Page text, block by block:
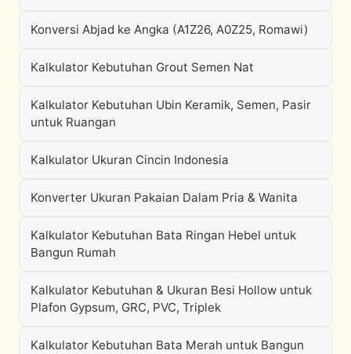
Konversi Abjad ke Angka (A1Z26, A0Z25, Romawi)
Kalkulator Kebutuhan Grout Semen Nat
Kalkulator Kebutuhan Ubin Keramik, Semen, Pasir
untuk Ruangan
Kalkulator Ukuran Cincin Indonesia
Konverter Ukuran Pakaian Dalam Pria & Wanita
Kalkulator Kebutuhan Bata Ringan Hebel untuk
Bangun Rumah
Kalkulator Kebutuhan & Ukuran Besi Hollow untuk
Plafon Gypsum, GRC, PVC, Triplek
Kalkulator Kebutuhan Bata Merah untuk Bangun